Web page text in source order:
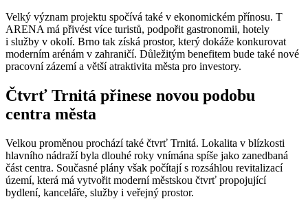
Velký význam projektu spočívá také v ekonomickém přínosu. T
ARENA má přivést více turistů, podpořit gastronomii, hotely
i služby v okolí. Brno tak získá prostor, který dokáže konkurovat
moderním arénám v zahraničí. Důležitým benefitem bude také nové
pracovní zázemí a větší atraktivita města pro investory.
Čtvrť Trnitá přinese novou podobu
centra města
Velkou proměnou prochází také čtvrť Trnitá. Lokalita v blízkosti
hlavního nádraží byla dlouhé roky vnímána spíše jako zanedbaná
část centra. Současné plány však počítají s rozsáhlou revitalizací
území, která má vytvořit moderní městskou čtvrť propojující
bydlení, kanceláře, služby i veřejný prostor.